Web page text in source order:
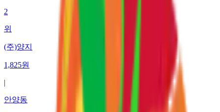
2
위
(주)양지
1,825원
|
안양동